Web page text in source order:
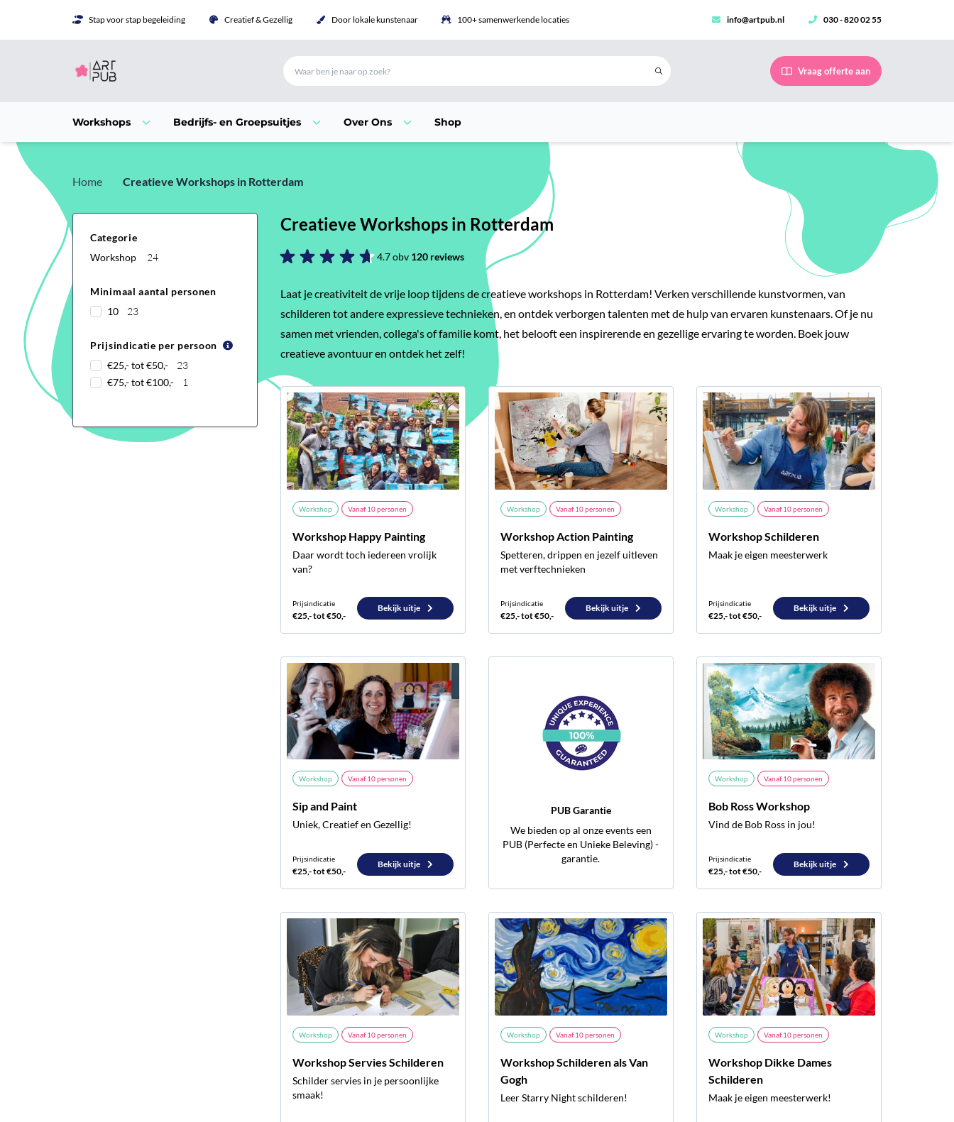
Stap voor stap begeleiding Creatief & Gezellig Door lokale kunstenaar 100+ samenwerkende locaties info@artpub.nl 030 - 820 02 55
Vraag offerte aan
Workshops Bedrijfs- en Groepsuitjes Over Ons Shop
Home Creatieve Workshops in Rotterdam
Categorie
Workshop
24
Minimaal aantal personen
10
23
Prijsindicatie per persoon
€25,- tot €50,-
23
€75,- tot €100,-
1
Creatieve Workshops in Rotterdam
4.7 obv 120 reviews
Laat je creativiteit de vrije loop tijdens de creatieve workshops in Rotterdam! Verken verschillende kunstvormen, van
schilderen tot andere expressieve technieken, en ontdek verborgen talenten met de hulp van ervaren kunstenaars. Of je nu
samen met vrienden, collega's of familie komt, het belooft een inspirerende en gezellige ervaring te worden. Boek jouw
creatieve avontuur en ontdek het zelf!
Workshop Vanaf10personen
Workshop Happy Painting
Daar wordt toch iedereen vrolijk
van?
Prijsindicatie
€25,- tot €50,-
Bekijk uitje
Workshop Vanaf10personen
Workshop Action Painting
Spetteren, drippen en jezelf uitleven
met verftechnieken
Prijsindicatie
€25,- tot €50,-
Bekijk uitje
Workshop Vanaf10personen
Workshop Schilderen
Maak je eigen meesterwerk
Prijsindicatie
€25,- tot €50,-
Bekijk uitje
Workshop Vanaf10personen
Sip and Paint
Uniek, Creatief en Gezellig!
Prijsindicatie
€25,- tot €50,-
Bekijk uitje
PUB Garantie
We bieden op al onze events een
PUB (Perfecte en Unieke Beleving) -
garantie.
Workshop Vanaf10personen
Bob Ross Workshop
Vind de Bob Ross in jou!
Prijsindicatie
€25,- tot €50,-
Bekijk uitje
Workshop Vanaf10personen
Workshop Servies Schilderen
Schilder servies in je persoonlijke
smaak!
Workshop Vanaf10personen
Workshop Schilderen als Van
Gogh
Leer Starry Night schilderen!
Workshop Vanaf10personen
Workshop Dikke Dames
Schilderen
Maak je eigen meesterwerk!